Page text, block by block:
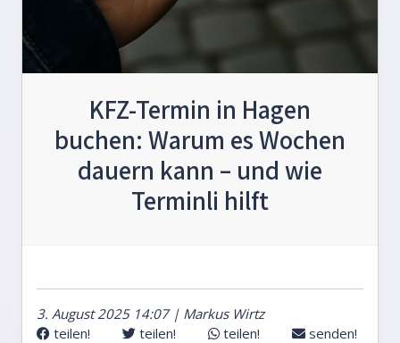
KFZ-Termin in Hagen
buchen: Warum es Wochen
dauern kann – und wie
Terminli hilft
3. August 2025 14:07 | Markus Wirtz
teilen!
teilen! teilen! senden!